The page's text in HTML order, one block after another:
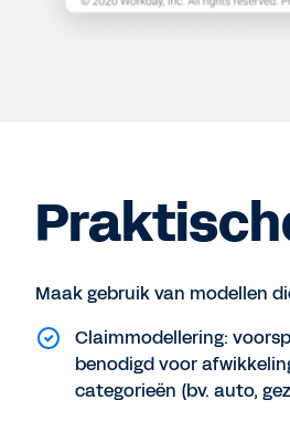
Maak gebruik van modellen
Claimmodellering:
benodigd voor
categorieën (bv. auto,